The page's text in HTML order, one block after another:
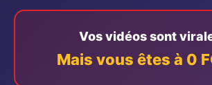
Vos vidéos sont
Mais vous êtes à 0